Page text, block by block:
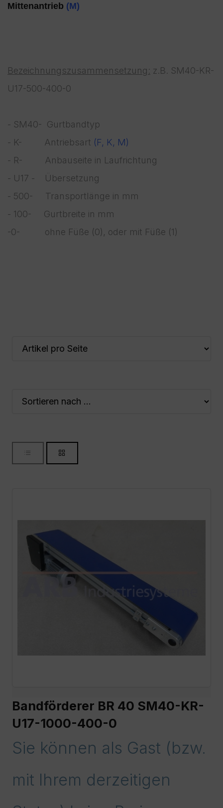
Mittenantrieb (M)
Bezeichnungszusammensetzung: z.B. SM40-KR-
U17-500-400-0
- SM40- Gurtbandtyp
- K- Antriebsart (F, K, M)
- R- Anbauseite in Laufrichtung
- U17 - Übersetzung
- 500- Transportlänge in mm
- 100- Gurtbreite in mm
-0- ohne Füße (0), oder mit Füße (1)
Bandförderer BR 40 SM40-KR-
U17-1000-400-0
Sie können als Gast (bzw.
mit Ihrem derzeitigen